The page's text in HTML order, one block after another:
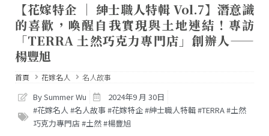
【花嫁特企 │ 紳士職人特輯 Vol.7】潛意識
的喜歡，喚醒自我實現與土地連結！專訪
「TERRA 土然巧克力專門店」創辦人——
楊豐旭
首頁 花嫁名人 名人故事
By Summer Wu
2024年9 月 30日
#花嫁名人 #名人故事 #花嫁特企 #紳士職人特輯 #TERRA #土然
巧克力專門店 #土然 #楊豐旭